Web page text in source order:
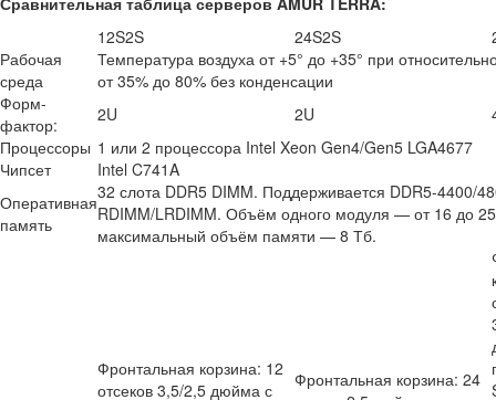
12S2S
24S2S
Рабочая
среда
Температура воздуха от +5° до +35° при
от 35% до 80% без конденсации
Форм-
фактор:
2U 2U
Процессоры 1 или 2 процессора Intel Xeon Gen4/Gen5 LGA4677
Чипсет
Intel C741A
Оперативная
память
32 слота DDR5 DIMM. Поддерживается DDR5-4400/
RDIMM/LRDIMM. Объём одного модуля — от 16 до
максимальный объём памяти — 8 Тб.
Фронтальная корзина: 12
отсеков 3,5/2,5 дюйма с
Фронтальная корзина: 24